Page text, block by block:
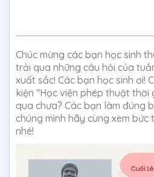
Chúc mừng các bạn học sinh
trải qua những câu hỏi của
xuất sắc! Các bạn học sinh ơi!
kiện "Học viện phép thuật thời
qua chưa? Các bạn làm đúng
chúng mình hãy cùng xem
nhé!